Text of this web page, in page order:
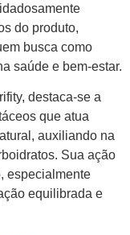
do produto,
busca como
saúde e bem-estar.
destaca-se a
que atua
auxiliando na
Sua ação
especialmente
equilibrada e